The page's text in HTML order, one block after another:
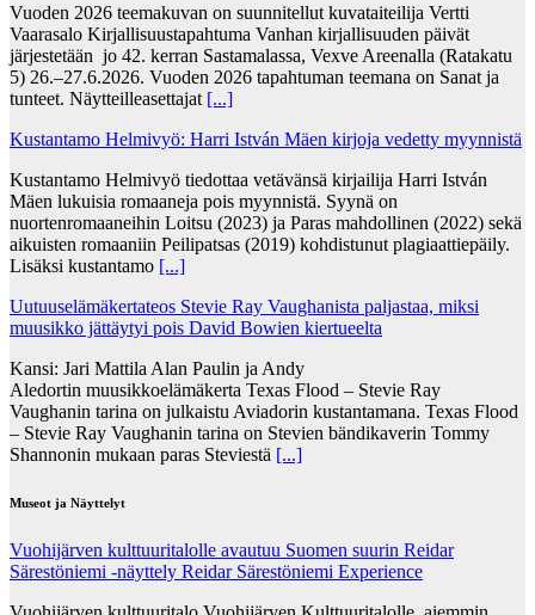
Vuoden 2026 teemakuvan on suunnitellut kuvataiteilija Vertti
Vaarasalo Kirjallisuustapahtuma Vanhan kirjallisuuden päivät
järjestetään jo 42. kerran Sastamalassa, Vexve Areenalla (Ratakatu
5) 26.–27.6.2026. Vuoden 2026 tapahtuman teemana on Sanat ja
tunteet. Näytteilleasettajat [...]
Kustantamo Helmivyö: Harri István Mäen kirjoja vedetty myynnistä
Kustantamo Helmivyö tiedottaa vetävänsä kirjailija Harri István
Mäen lukuisia romaaneja pois myynnistä. Syynä on
nuortenromaaneihin Loitsu (2023) ja Paras mahdollinen (2022) sekä
aikuisten romaaniin Peilipatsas (2019) kohdistunut plagiaattiepäily.
Lisäksi kustantamo [...]
Uutuuselämäkertateos Stevie Ray Vaughanista paljastaa, miksi
muusikko jättäytyi pois David Bowien kiertueelta
Kansi: Jari Mattila Alan Paulin ja Andy
Aledortin muusikkoelämäkerta Texas Flood – Stevie Ray
Vaughanin tarina on julkaistu Aviadorin kustantamana. Texas Flood
– Stevie Ray Vaughanin tarina on Stevien bändikaverin Tommy
Shannonin mukaan paras Steviestä [...]
Museot ja Näyttelyt
Vuohijärven kulttuuritalolle avautuu Suomen suurin Reidar
Särestöniemi -näyttely Reidar Särestöniemi Experience